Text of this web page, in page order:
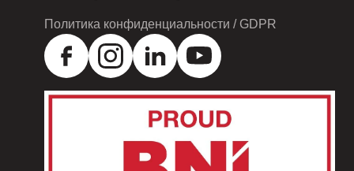
Политика конфиденциальности / GDPR